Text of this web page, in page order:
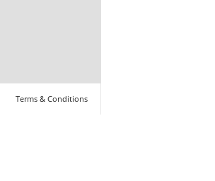
Terms & Conditions